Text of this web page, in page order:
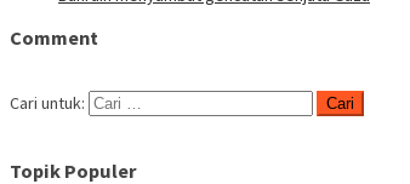
Comment
Cari untuk:
Topik Populer